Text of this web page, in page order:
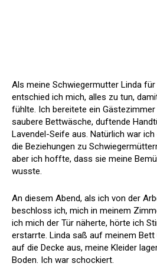
Als meine Schwiegermutter Linda
entschied ich mich, alles zu tun,
fühlte. Ich bereitete ein
saubere Bettwäsche, duftende
Lavendel-Seife aus. Natürlich war
die Beziehungen zu
aber ich hoffte, dass sie meine
wusste.
An diesem Abend, als ich von der
beschloss ich, mich in meinem
ich mich der Tür näherte, hörte ich
erstarrte. Linda saß auf meinem Bett
auf die Decke aus, meine Kleider
Boden. Ich war schockiert.